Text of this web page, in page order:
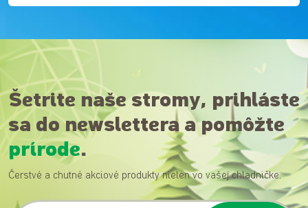
Šetrite naše stromy, prihláste
sa do newslettera a pomôžte
prírode.
Čerstvé a chutné akciové produkty nielen vo vašej chladničke.